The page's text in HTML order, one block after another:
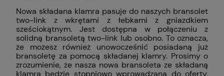
Nowa składana klamra pasuje do naszych bransolet
two-link z wkrętami z łebkami z gniazdkiem
sześciokątnym. Jest dostępna w połączeniu z
solidną bransoletą two-link lub osobno. To oznacza,
że możesz również unowocześnić posiadaną już
bransoletę za pomocą składanej klamry. Prosimy o
zrozumienie, że nasza nowa bransoleta ze składaną
klamrą będzie stopniowo wprowadzana do oferty.